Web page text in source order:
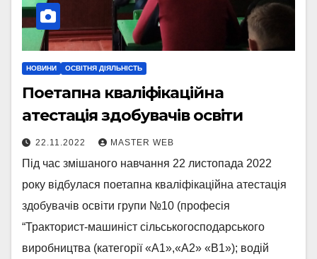
НОВИНИ ОСВІТНЯ ДІЯЛЬНІСТЬ
Поетапна кваліфікаційна
атестація здобувачів освіти
22.11.2022 MASTER WEB
Під час змішаного навчання 22 листопада 2022
року відбулася поетапна кваліфікаційна атестація
здобувачів освіти групи №10 (професія
“Тракторист-машиніст сільськогосподарського
виробництва (категорії «А1»,«А2» «В1»); водій